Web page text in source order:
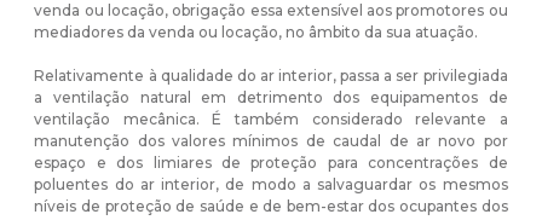
venda ou locação, obrigação essa extensível aos promotores ou
mediadores da venda ou locação, no âmbito da sua atuação.
Relativamente à qualidade do ar interior, passa a ser privilegiada
a ventilação natural em detrimento dos equipamentos de
ventilação mecânica. É também considerado relevante a
manutenção dos valores mínimos de caudal de ar novo por
espaço e dos limiares de proteção para concentrações de
poluentes do ar interior, de modo a salvaguardar os mesmos
níveis de proteção de saúde e de bem-estar dos ocupantes dos